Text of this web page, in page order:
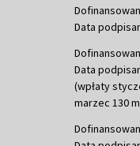
Data
Data
(wpłaty
marzec 130